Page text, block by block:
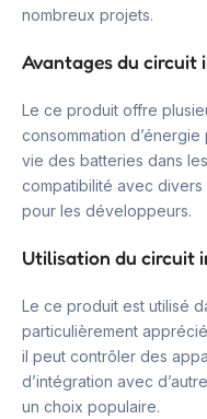
nombreux projets.
Avantages du circuit
Le ce produit offre
consommation
vie des batteries dans
compatibilité avec
pour les développeurs.
Utilisation du circuit
Le ce produit est utilisé
particulièrement
il peut contrôler des
d’intégration avec
un choix populaire.